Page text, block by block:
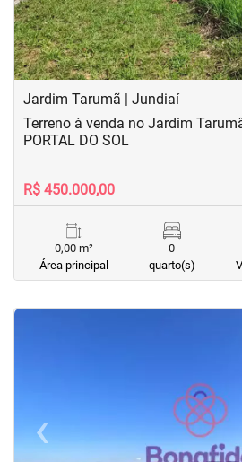
Jardim Tarumã | Jundiaí
Terreno à venda no Jardim
PORTAL DO SOL
R$ 450.000,00
0,00 m²
Área principal
0
quarto(s)
<
‹Previous